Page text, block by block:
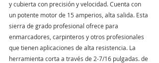
y cubierta con precisión y velocidad. Cuenta con
un potente motor de 15 amperios, alta salida. Esta
sierra de grado profesional ofrece para
enmarcadores, carpinteros y otros profesionales
que tienen aplicaciones de alta resistencia. La
herramienta corta a través de 2-7/16 pulgadas. de